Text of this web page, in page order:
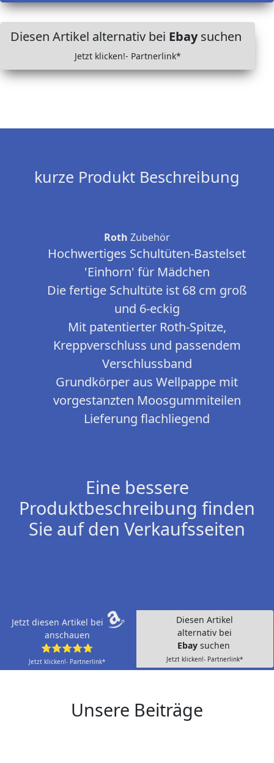
Diesen Artikel alternativ bei Ebaysuchen
Jetzt klicken!- Partnerlink*
kurze Produkt Beschreibung
Roth Zubehör
Hochwertiges Schultüten-Bastelset
'Einhorn' für Mädchen
Die fertige Schultüte ist 68 cm groß
und 6-eckig
Mit patentierter Roth-Spitze,
Kreppverschluss und passendem
Verschlussband
Grundkörper aus Wellpappe mit
vorgestanzten Moosgummiteilen
Lieferung flachliegend
Eine bessere
Produktbeschreibung finden
Sie auf den Verkaufsseiten
Jetzt diesen Artikel bei
anschauen
⭐⭐⭐⭐⭐
Jetzt klicken!- Partnerlink*
Diesen Artikel
alternativ bei
Ebay suchen
Jetzt klicken!- Partnerlink*
Unsere Beiträge